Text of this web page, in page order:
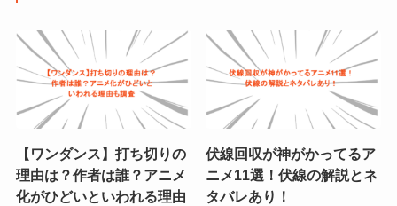
【ワンダンス】打ち切りの
理由は？作者は誰？アニメ
化がひどいといわれる理由
伏線回収が神がかってるア
ニメ11選！伏線の解説とネ
タバレあり！